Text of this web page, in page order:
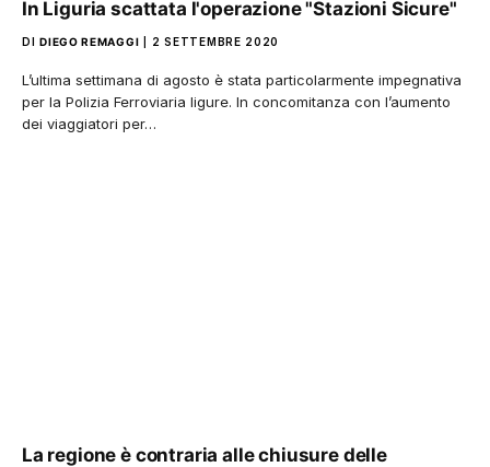
In Liguria scattata l'operazione "Stazioni Sicure"
DI DIEGO REMAGGI 2 SETTEMBRE 2020
L’ultima settimana di agosto è stata particolarmente impegnativa
per la Polizia Ferroviaria ligure. In concomitanza con l’aumento
dei viaggiatori per…
La regione è contraria alle chiusure delle